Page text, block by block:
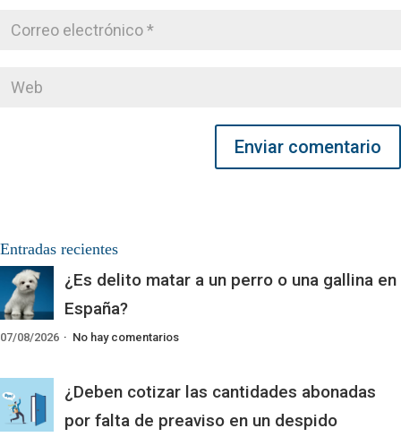
Enviar comentario
Entradas recientes
¿Es delito matar a un perro o una gallina en
España?
07/08/2026 No hay comentarios
¿Deben cotizar las cantidades abonadas
por falta de preaviso en un despido